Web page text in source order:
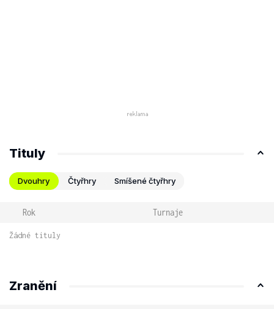
Tituly
Dvouhry Čtyřhry Smíšené čtyřhry
Rok Turnaje
Žádné tituly
Zranění